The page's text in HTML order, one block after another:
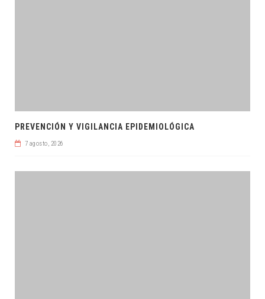
PREVENCIÓN Y VIGILANCIA EPIDEMIOLÓGICA
7 agosto, 2026